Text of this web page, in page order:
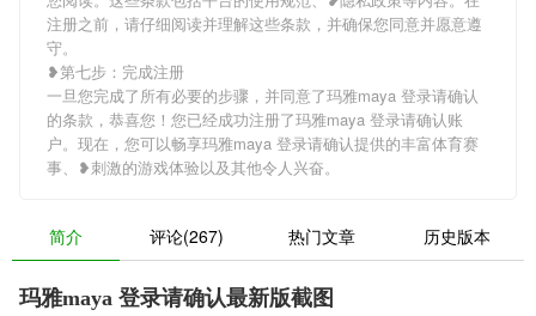
注册之前，请仔细阅读并理解这些条款，并确保您同意并愿意遵
守。
❥第七步：完成注册
一旦您完成了所有必要的步骤，并同意了玛雅maya 登录请确认
的条款，恭喜您！您已经成功注册了玛雅maya 登录请确认账
户。现在，您可以畅享玛雅maya 登录请确认提供的丰富体育赛
事、❥刺激的游戏体验以及其他令人兴奋。
简介 评论(267) 热门文章 历史版本
玛雅maya 登录请确认最新版截图